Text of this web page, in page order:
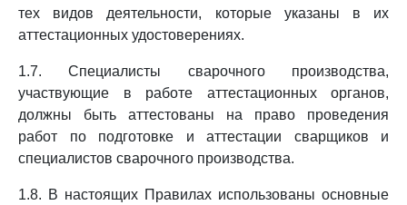
тех видов деятельности, которые указаны в их
аттестационных удостоверениях.
1.7. Специалисты сварочного производства,
участвующие в работе аттестационных органов,
должны быть аттестованы на право проведения
работ по подготовке и аттестации сварщиков и
специалистов сварочного производства.
1.8. В настоящих Правилах использованы основные